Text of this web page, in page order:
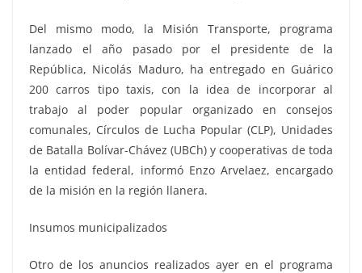
Del mismo modo, la Misión Transporte, programa
lanzado el año pasado por el presidente de la
República, Nicolás Maduro, ha entregado en Guárico
200 carros tipo taxis, con la idea de incorporar al
trabajo al poder popular organizado en consejos
comunales, Círculos de Lucha Popular (CLP), Unidades
de Batalla Bolívar-Chávez (UBCh) y cooperativas de toda
la entidad federal, informó Enzo Arvelaez, encargado
de la misión en la región llanera.
Insumos municipalizados
Otro de los anuncios realizados ayer en el programa